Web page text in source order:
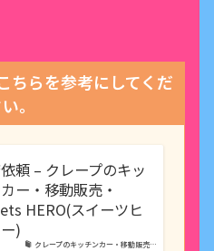
ちらを参考にしてくだ
。
クレープのキッチンカー・移動販売…
頼 – クレープのキッ
ー・移動販売・
HERO(スイーツヒ
)